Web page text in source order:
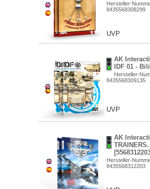
Hersteller-
8435568308299
UVP
AK
IDF 01 -
Hersteller-
8435568309135
UVP
AK
Hersteller-
8435568312203